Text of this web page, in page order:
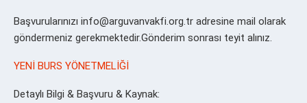
Başvurularınızı info@arguvanvakfi.org.tr adresine mail olarak
göndermeniz gerekmektedir.Gönderim sonrası teyit alınız.
YENİ BURS YÖNETMELİĞİ
Detaylı Bilgi & Başvuru & Kaynak: